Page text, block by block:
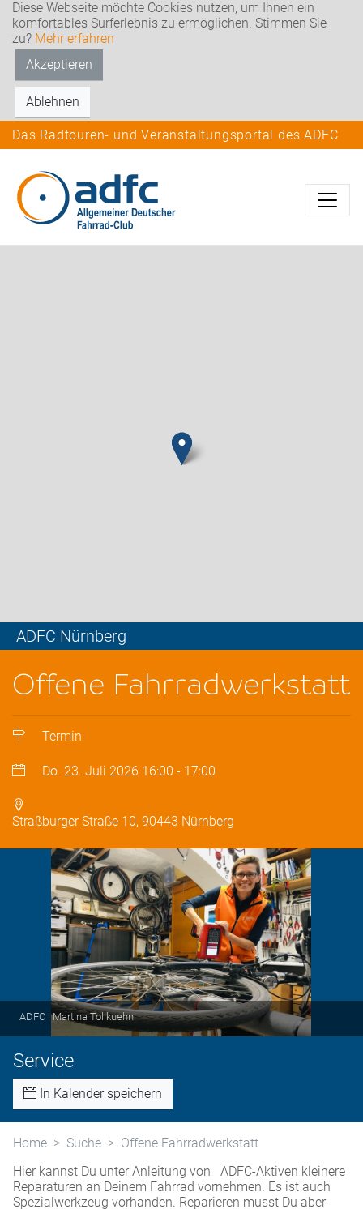
Diese Webseite möchte Cookies nutzen, um Ihnen ein
komfortables Surferlebnis zu ermöglichen. Stimmen Sie
zu? Mehr erfahren
Akzeptieren
Ablehnen
Das Radtouren- und Veranstaltungsportal des ADFC
ADFC Nürnberg
Offene Fahrradwerkstatt
Termin
Do. 23. Juli 2026 16:00 - 17:00
Straßburger Straße 10, 90443 Nürnberg
ADFC | Martina Tollkuehn
Service
In Kalender speichern
Home Suche
Offene Fahrradwerkstatt
Hier kannst Du unter Anleitung von ADFC-Aktiven kleinere
Reparaturen an Deinem Fahrrad vornehmen. Es ist auch
Spezialwerkzeug vorhanden. Reparieren musst Du aber